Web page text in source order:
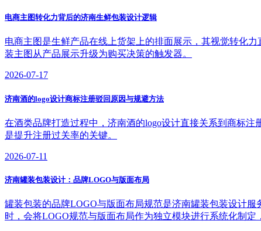
电商主图转化力背后的济南生鲜包装设计逻辑
电商主图是生鲜产品在线上货架上的排面展示，其视觉转化
装主图从产品展示升级为购买决策的触发器。
2026-07-17
济南酒的logo设计商标注册驳回原因与规避方法
在酒类品牌打造过程中，济南酒的logo设计直接关系到商标
是提升注册过关率的关键。
2026-07-11
济南罐装包装设计：品牌LOGO与版面布局
罐装包装的品牌LOGO与版面布局规范是济南罐装包装设计
时，会将LOGO规范与版面布局作为独立模块进行系统化制定